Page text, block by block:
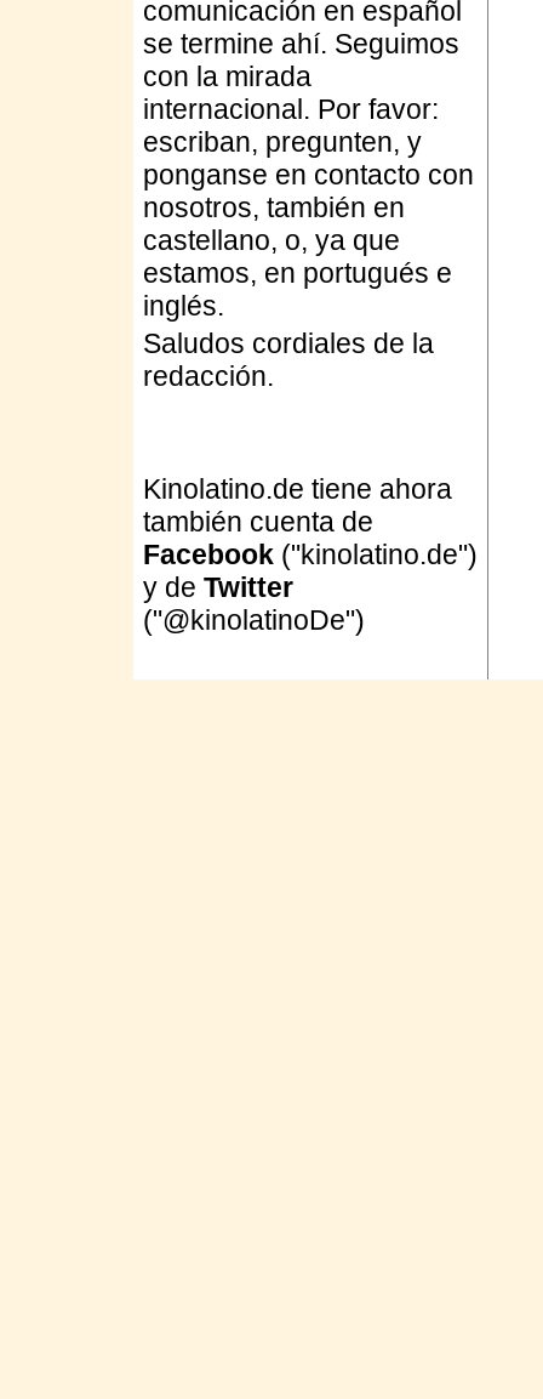
comunicación en español
se termine ahí. Seguimos
con la mirada
internacional. Por favor:
escriban, pregunten, y
ponganse en contacto con
nosotros, también en
castellano, o, ya que
estamos, en portugués e
inglés.
Saludos cordiales de la
redacción.
Kinolatino.de tiene ahora
también cuenta de
Facebook ("kinolatino.de")
y de Twitter
("@kinolatinoDe")